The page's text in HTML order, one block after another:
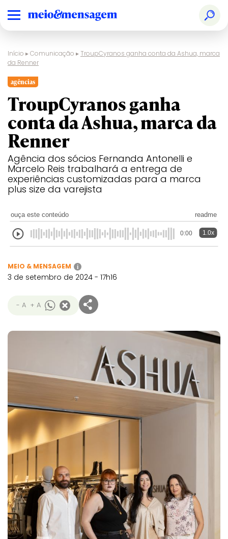
Início ▸Comunicação ▸ TroupCyranos ganha conta da Ashua, marca
da Renner
agências
TroupCyranos ganha
conta da Ashua, marca da
Renner
Agência dos sócios Fernanda Antonelli e
Marcelo Reis trabalhará a entrega de
experiências customizadas para a marca
plus size da varejista
ouça este conteúdo readme
0:00 1.0x
MEIO & MENSAGEM i
3 de setembro de 2024 - 17h16
- A + A